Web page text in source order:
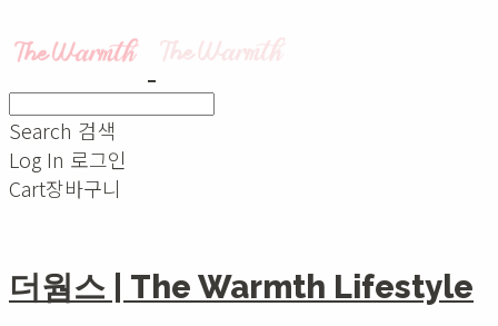
Search 검색
Log In 로그인
Cart장바구니
더웜스 | The Warmth Lifestyle